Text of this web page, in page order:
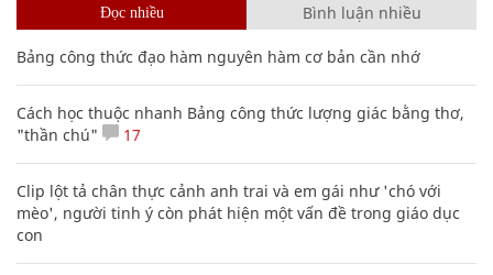
Đọc nhiều Bình luận nhiều
Bảng công thức đạo hàm nguyên hàm cơ bản cần nhớ
Cách học thuộc nhanh Bảng công thức lượng giác bằng thơ,
"thần chú"
17
Clip lột tả chân thực cảnh anh trai và em gái như 'chó với
mèo', người tinh ý còn phát hiện một vấn đề trong giáo dục
con